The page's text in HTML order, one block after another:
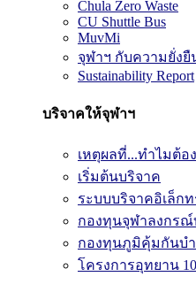
Chula Zero Waste
CU Shuttle Bus
MuvMi
จุฬาฯ กับความยั่งยื
Sustainability Report
บริจาคให้จุฬาฯ
เหตุผลที่...ทำไมต้อ
เริ่มต้นบริจาค
ระบบบริจาคอิเล็ก
กองทุนจุฬาลงกร
กองทุนภูมิคุ้มกันบำ
โครงการอุทยาน